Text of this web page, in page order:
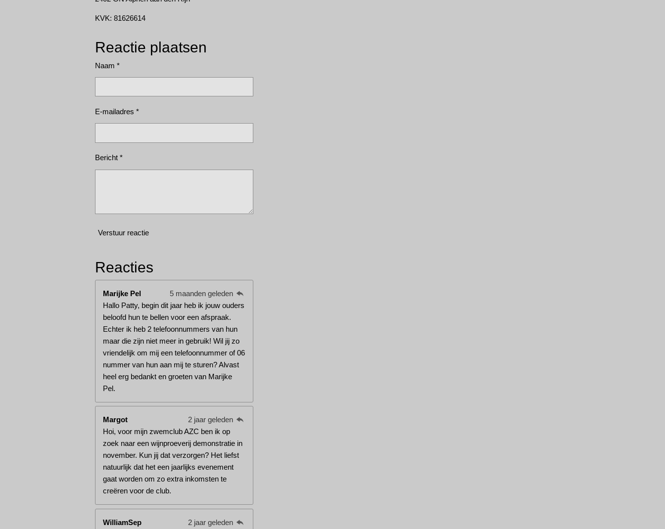
KVK: 81626614
Reactie plaatsen
Naam *
E-mailadres *
Bericht *
Verstuur reactie
Reacties
Marijke Pel
5 maanden geleden
Hallo Patty, begin dit jaar heb ik jouw ouders
beloofd hun te bellen voor een afspraak.
Echter ik heb 2 telefoonnummers van hun
maar die zijn niet meer in gebruik! Wil jij zo
vriendelijk om mij een telefoonnummer of 06
nummer van hun aan mij te sturen? Alvast
heel erg bedankt en groeten van Marijke
Pel.
Margot
2 jaar geleden
Hoi, voor mijn zwemclub AZC ben ik op
zoek naar een wijnproeverij demonstratie in
november. Kun jij dat verzorgen? Het liefst
natuurlijk dat het een jaarlijks evenement
gaat worden om zo extra inkomsten te
creëren voor de club.
WilliamSep
2 jaar geleden